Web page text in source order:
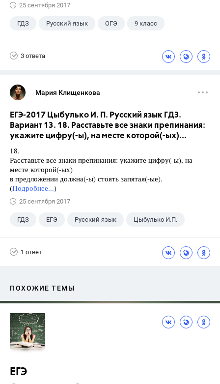
25 сентября 2017
ГДЗ Русский язык ОГЭ 9 класс
3 ответа
Мария Клищенкова
ЕГЭ-2017 Цыбулько И. П. Русский язык ГДЗ.
Вариант 13. 18. Расставьте все знаки препинания:
укажите цифру(-ы), на месте которой(-ых)...
18.
Расставьте все знаки препинания: укажите цифру(-ы), на
месте которой(-ых)
в предложении должна(-ы) стоять запятая(-ые).
(Подробнее...)
25 сентября 2017
ГДЗ ЕГЭ Русский язык Цыбулько И.П.
1 ответ
ПОХОЖИЕ ТЕМЫ
ЕГЭ